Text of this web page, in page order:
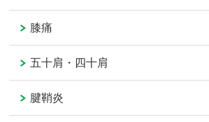
膝痛
五十肩・四十肩
腱鞘炎